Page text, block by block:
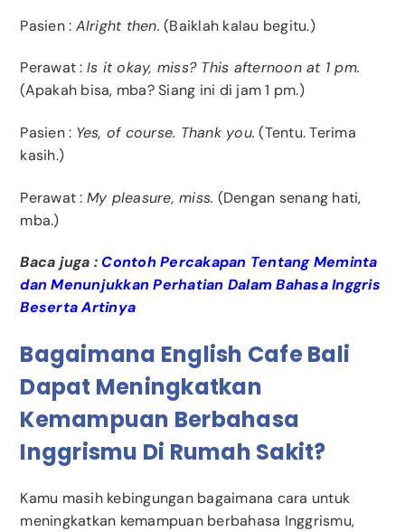
Pasien : Alright then. (Baiklah kalau begitu.)
Perawat : Is it okay, miss? This afternoon at 1 pm.
(Apakah bisa, mba? Siang ini di jam 1 pm.)
Pasien : Yes, of course. Thank you. (Tentu. Terima
kasih.)
Perawat : My pleasure, miss. (Dengan senang hati,
mba.)
Baca juga : Contoh Percakapan Tentang Meminta
dan Menunjukkan Perhatian Dalam Bahasa Inggris
Beserta Artinya
Bagaimana English Cafe Bali
Dapat Meningkatkan
Kemampuan Berbahasa
Inggrismu Di Rumah Sakit?
Kamu masih kebingungan bagaimana cara untuk
meningkatkan kemampuan berbahasa Inggrismu,